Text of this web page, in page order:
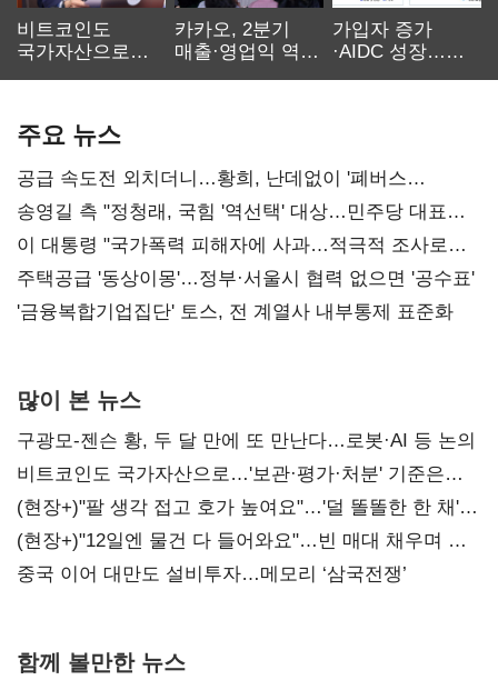
비트코인도
국가자산으로…'
카카오, 2분기
매출·영업익 역대
가입자 증가
·AIDC 성장…
주요 뉴스
공급 속도전 외치더니…황희, 난데없이 '폐버스
리모델링' 제안
송영길 측 "정청래, 국힘 '역선택' 대상…민주당 대표로
총선 지휘 못해"
이 대통령 "국가폭력 피해자에 사과…적극적 조사로
진실 밝혀야"
주택공급 '동상이몽'…정부·서울시 협력 없으면 '공수표'
'금융복합기업집단' 토스, 전 계열사 내부통제 표준화
많이 본 뉴스
구광모-젠슨 황, 두 달 만에 또 만난다…로봇·AI 등 논의
비트코인도 국가자산으로…'보관·평가·처분' 기준은
숙제
(현장+)"팔 생각 접고 호가 높여요"…'덜 똘똘한 한 채'
20억 키맞추기
(현장+)"12일엔 물건 다 들어와요"…빈 매대 채우며 문
연 홈플러스
중국 이어 대만도 설비투자…메모리 ‘삼국전쟁’
함께 볼만한 뉴스